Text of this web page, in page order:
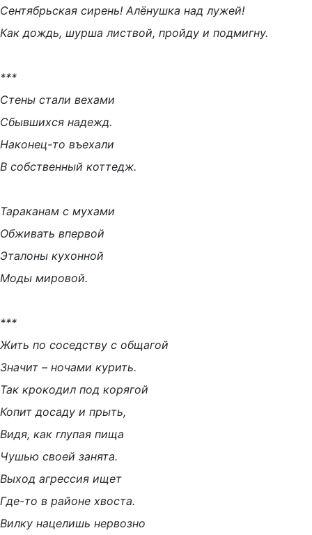
Сентябрьская сирень! Алёнушка над лужей!
Как дождь, шурша листвой, пройду и подмигну.
***
Стены стали вехами
Сбывшихся надежд.
Наконец-то въехали
В собственный коттедж.
Тараканам с мухами
Обживать впервой
Эталоны кухонной
Моды мировой.
***
Жить по соседству с общагой
Значит – ночами курить.
Так крокодил под корягой
Копит досаду и прыть,
Видя, как глупая пища
Чушью своей занята.
Выход агрессия ищет
Где-то в районе хвоста.
Вилку нацелишь нервозно